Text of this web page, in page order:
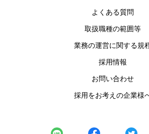
よくある質問
取扱職種の範囲等
業務の運営に関する規
採用情報
お問い合わせ
採用をお考えの企業様